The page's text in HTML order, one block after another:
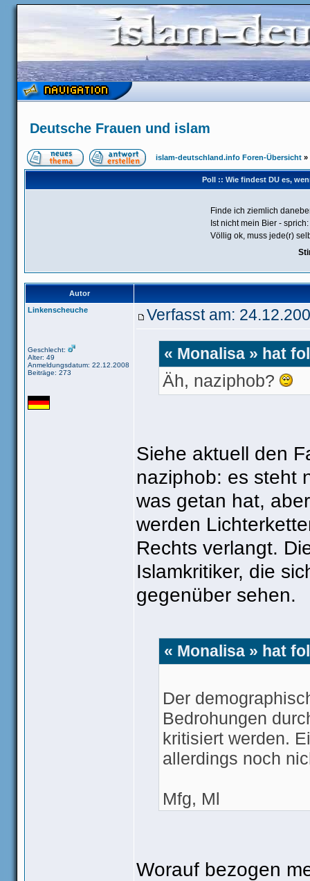
Deutsche Frauen und islam
islam-deutschland.info Foren-Übersicht »
Poll :: Wie findest DU es,
Finde ich ziemlich
Ist nicht mein Bier -
Völlig ok, muss jede(r)
Autor
Linkenscheuche
Geschlecht:
Alter: 49
Anmeldungsdatum: 22.12.2008
Beiträge: 273
Verfasst am:
« Monalisa » hat
Äh, naziphob?
Siehe aktuell den
naziphob: es steht
was getan hat,
werden
Rechts verlangt.
Islamkritiker, die
gegenüber sehen.
« Monalisa » hat
Der
Bedrohungen
kritisiert werden.
allerdings noch
Mfg, Ml
Worauf bezogen